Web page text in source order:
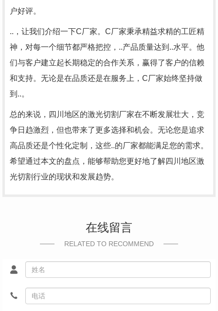
户好评。
..，让我们介绍一下C厂家。C厂家秉承精益求精的工匠精
神，对每一个细节都严格把控，..产品质量达到..水平。他
们与客户建立起长期稳定的合作关系，赢得了客户的信赖
和支持。无论是在品质还是在服务上，C厂家始终坚持做
到..。
总的来说，四川地区的激光切割厂家在不断发展壮大，竞
争日趋激烈，但也带来了更多选择和机会。无论您是追求
高品质还是个性化定制，这些..的厂家都能满足您的需求。
希望通过本文的盘点，能够帮助您更好地了解四川地区激
光切割行业的现状和发展趋势。
在线留言
RELATED TO RECOMMEND